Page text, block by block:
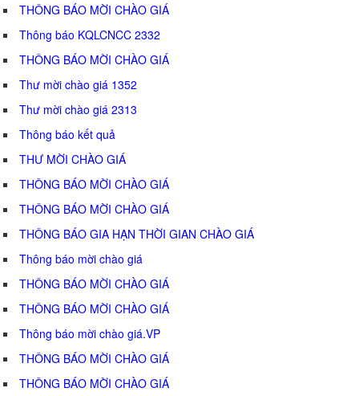
THÔNG BÁO MỜI CHÀO GIÁ
Thông báo KQLCNCC 2332
THÔNG BÁO MỜI CHÀO GIÁ
Thư mời chào giá 1352
Thư mời chào giá 2313
Thông báo kết quả
THƯ MỜI CHÀO GIÁ
THÔNG BÁO MỜI CHÀO GIÁ
THÔNG BÁO MỜI CHÀO GIÁ
THÔNG BÁO GIA HẠN THỜI GIAN CHÀO GIÁ
Thông báo mời chào giá
THÔNG BÁO MỜI CHÀO GIÁ
THÔNG BÁO MỜI CHÀO GIÁ
Thông báo mời chào giá.VP
THÔNG BÁO MỜI CHÀO GIÁ
THÔNG BÁO MỜI CHÀO GIÁ